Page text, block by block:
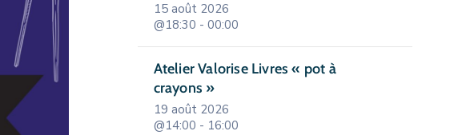
15 août 2026
@18:30 - 00:00
Atelier Valorise Livres « pot à
crayons »
19 août 2026
@14:00 - 16:00